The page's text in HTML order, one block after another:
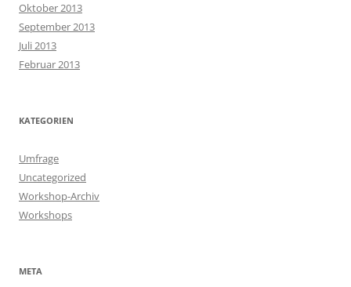
Oktober 2013
September 2013
Juli 2013
Februar 2013
KATEGORIEN
Umfrage
Uncategorized
Workshop-Archiv
Workshops
META